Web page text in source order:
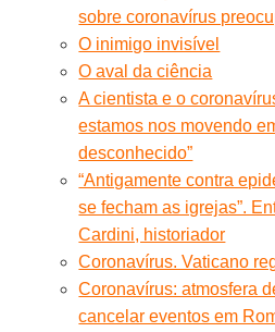
sobre coronavírus
O inimigo invisível
O aval da ciência
A cientista e o
estamos nos movendo
desconhecido”
“Antigamente contra
se fecham as igrejas”.
Cardini, historiador
Coronavírus. Vaticano
Coronavírus: atmosfera
cancelar eventos em